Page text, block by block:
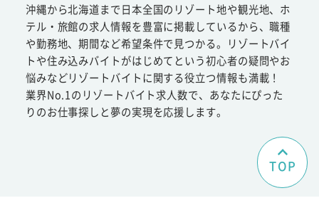
沖縄から北海道まで日本全国のリゾート地や観光地、ホ
テル・旅館の求人情報を豊富に掲載しているから、職種
や勤務地、期間など希望条件で見つかる。リゾートバイ
トや住み込みバイトがはじめてという初心者の疑問やお
悩みなどリゾートバイトに関する役立つ情報も満載！
業界No.1のリゾートバイト求人数で、あなたにぴった
りのお仕事探しと夢の実現を応援します。
TOP